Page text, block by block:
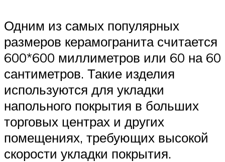
Одним из самых популярных
размеров керамогранита считается
600*600 миллиметров или 60 на 60
сантиметров. Такие изделия
используются для укладки
напольного покрытия в больших
торговых центрах и других
помещениях, требующих высокой
скорости укладки покрытия.